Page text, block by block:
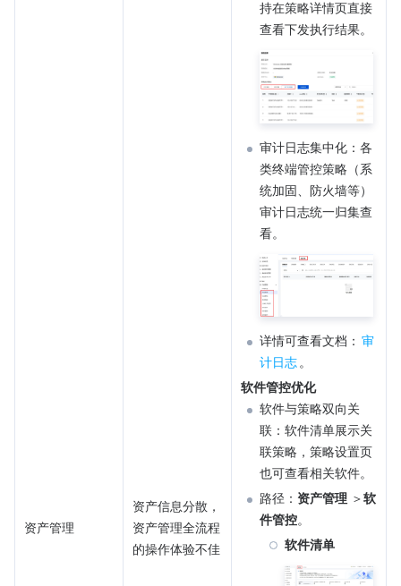
资产管理
资产信息分散，
资产管理全流程
的操作体验不佳
持在策略详情页直接
查看下发执行结果。
审计日志集中化：各
类终端管控策略（系
统加固、防火墙等）
审计日志统一归集查
看。
详情可查看文档： 审
计日志。
软件管控优化
软件与策略双向关
联：软件清单展示关
联策略，策略设置页
也可查看相关软件。
路径： 资产管理 ＞软
件管控。
软件清单